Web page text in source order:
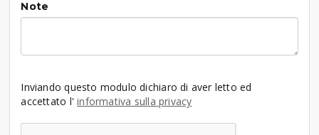
Note
Inviando questo modulo dichiaro di aver letto ed
accettato l'informativa sulla privacy